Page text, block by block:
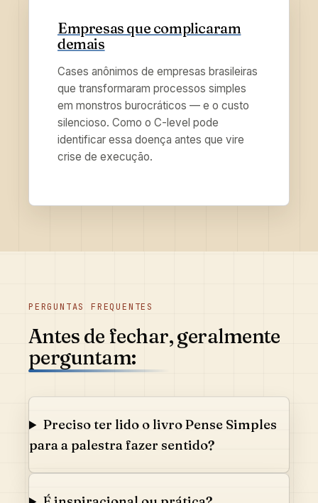
Empresas que complicaram
demais
Cases anônimos de empresas brasileiras
que transformaram processos simples
em monstros burocráticos — e o custo
silencioso. Como o C-level pode
identificar essa doença antes que vire
crise de execução.
PERGUNTAS FREQUENTES
Antes de fechar, geralmente
perguntam:
Preciso ter lido o livro Pense Simples
para a palestra fazer sentido?